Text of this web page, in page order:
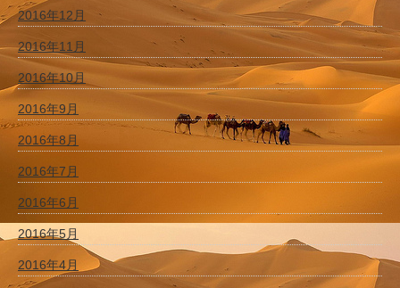
2016年12月
2016年11月
2016年10月
2016年9月
2016年8月
2016年7月
2016年6月
2016年5月
2016年4月